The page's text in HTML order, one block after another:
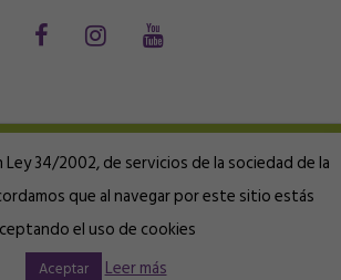
Aviso Legal|Arriba ↑
34/2002, de servicios de la sociedad de la
que al navegar por este sitio estás
el uso de cookies
Aceptar Leer más